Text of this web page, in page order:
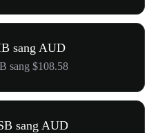
sang AUD
sang $108.58
sang AUD